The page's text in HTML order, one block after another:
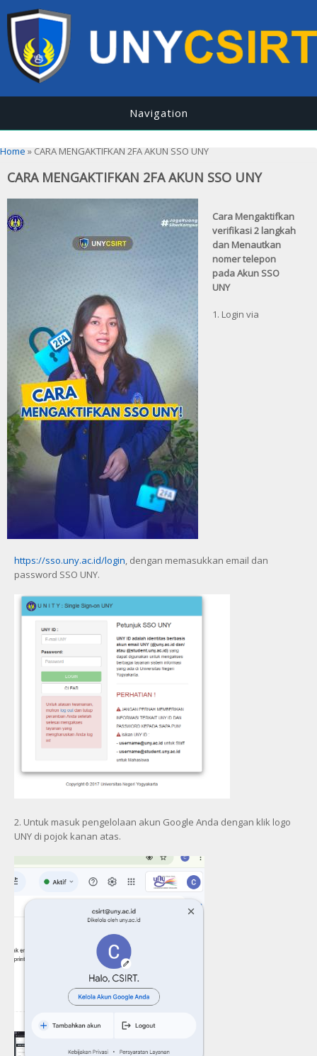
Navigation
You are here
Home » CARA MENGAKTIFKAN 2FA AKUN SSO UNY
CARA MENGAKTIFKAN 2FA AKUN SSO UNY
Cara Mengaktifkan
verifikasi 2 langkah
dan Menautkan
nomer telepon
pada Akun SSO
UNY
1. Login via
https://sso.uny.ac.id/login, dengan memasukkan email dan
password SSO UNY.
2. Untuk masuk pengelolaan akun Google Anda dengan klik logo
UNY di pojok kanan atas.